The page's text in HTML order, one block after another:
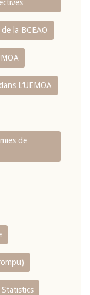
la BCEAO
L‘UEMOA
de